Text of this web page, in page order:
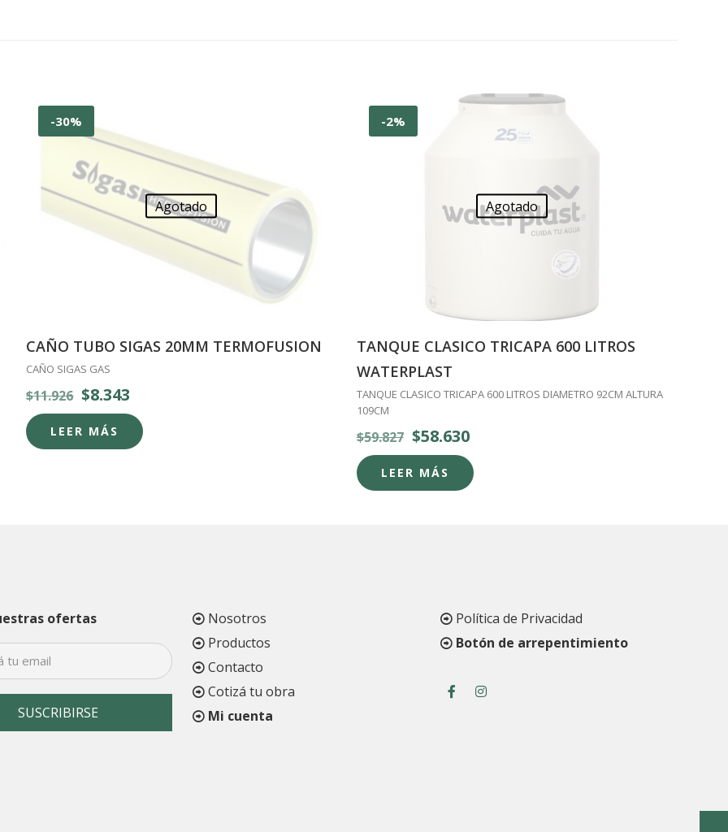
-30%
Agotado
CAÑO TUBO SIGAS 20MM TERMOFUSION
CAÑO SIGAS GAS
$11.926 El
precio
original
$8.343
precio
actual
LEER MÁS
-2%
Agotado
TANQUE CLASICO TRICAPA 600 LITROS
WATERPLAST
TANQUE CLASICO TRICAPA 600 LITROS DIAMETRO 92CM ALTURA
109CM
$59.827 El
precio
original
$58.630El
precio
actual
LEER MÁS
ofertas
Nosotros
Productos
Contacto
Cotizá tu obra
Mi cuenta
Política de Privacidad
Botón de arrepentimiento